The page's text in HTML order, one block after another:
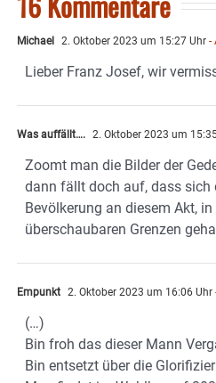
Michael 2. Oktober 2023 um 15:27 Uhr -
Lieber Franz Josef, wir
Was auffällt…. 2. Oktober 2023 um
Zoomt man die Bilder der
dann fällt doch auf, dass sich
Bevölkerung an diesem Akt,
überschaubaren Grenzen
Empunkt 2. Oktober 2023 um 16:06 Uhr
(…)
Bin froh das dieser Mann
Bin entsetzt über die